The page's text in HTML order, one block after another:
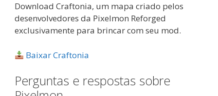
Download Craftonia, um mapa criado pelos
desenvolvedores da Pixelmon Reforged
exclusivamente para brincar com seu mod.
Baixar Craftonia
Perguntas e respostas sobre